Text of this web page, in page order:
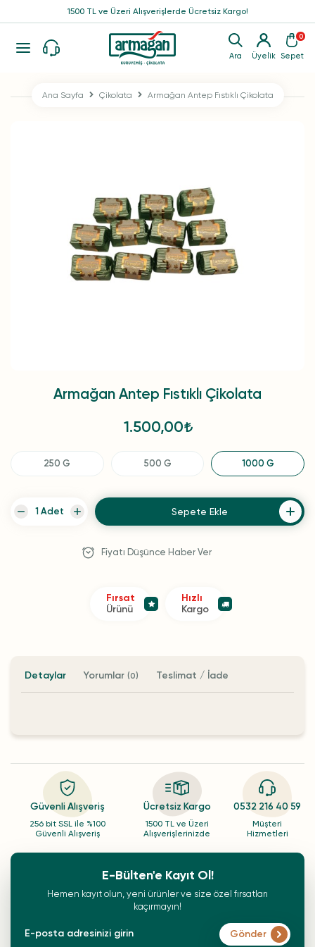
Ara Üyelik
0
Sepet
1500 TL ve Üzeri Alışverişlerde Ücretsiz Kargo!
Ana Sayfa Çikolata Armağan Antep Fıstıklı Çikolata
Armağan Antep Fıstıklı Çikolata
1.500,00
250 G 500 G 1000 G
Sepete Ekle
Fiyatı Düşünce Haber Ver
Fırsat
Ürünü
Hızlı
Kargo
Detaylar Yorumlar (0) Teslimat / İade
Güvenli Alışveriş
256 bit SSL ile %100
Güvenli Alışveriş
Ücretsiz Kargo
1500 TL ve Üzeri
Alışverişlerinizde
0532 216 40 59
Müşteri
Hizmetleri
E-Bülten'e Kayıt Ol!
Hemen kayıt olun, yeni ürünler ve size özel fırsatları
kaçırmayın!
Gönder